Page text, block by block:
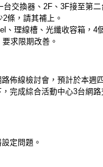
交換器、2F、3F接至第
條，請其補上。
、理線槽、光纖收容箱，4
求限期改善。
佈線檢討會，預計於本週
完成綜合活動中心3台網
定問題。